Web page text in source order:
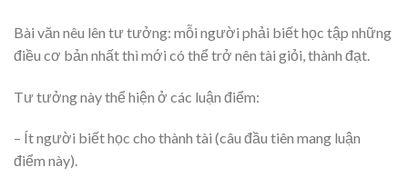
Bài văn nêu lên tư tưởng: mỗi người phải biết học tập những
điều cơ bản nhất thì mới có thể trở nên tài giỏi, thành đạt.
Tư tưởng này thể hiện ở các luận điểm:
– Ít người biết học cho thành tài (câu đầu tiên mang luận
điểm này).